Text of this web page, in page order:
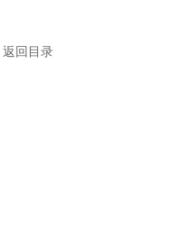
返回目录